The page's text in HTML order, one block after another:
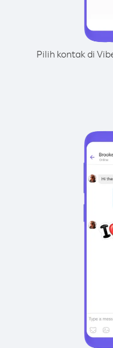
Pilih kontak di